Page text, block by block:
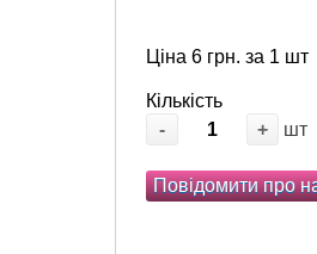
Ціна 6 грн. за 1 шт
Кількість
-
+ шт
Повідомити про